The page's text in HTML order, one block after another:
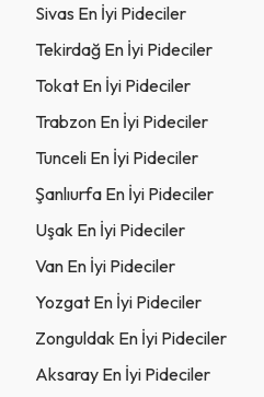
Sivas En İyi Pideciler
Tekirdağ En İyi Pideciler
Tokat En İyi Pideciler
Trabzon En İyi Pideciler
Tunceli En İyi Pideciler
Şanlıurfa En İyi Pideciler
Uşak En İyi Pideciler
Van En İyi Pideciler
Yozgat En İyi Pideciler
Zonguldak En İyi Pideciler
Aksaray En İyi Pideciler